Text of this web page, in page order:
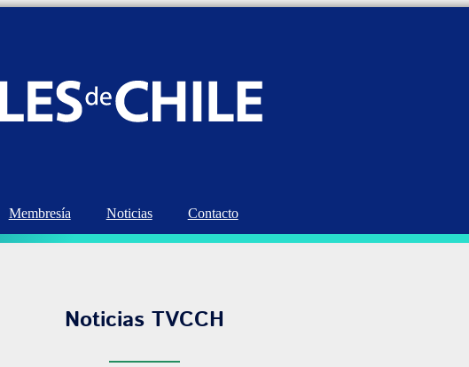
Membresía Noticias Contacto
Noticias TVCCH